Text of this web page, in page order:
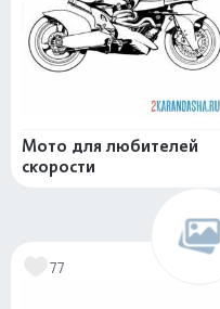
Мото для любителей
скорости
77